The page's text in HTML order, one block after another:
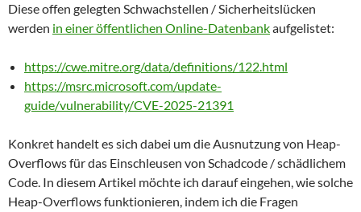
Diese offen gelegten Schwachstellen / Sicherheitslücken
werden in einer öffentlichen Online-Datenbankaufgelistet:
https://cwe.mitre.org/data/definitions/122.html
https://msrc.microsoft.com/update-
guide/vulnerability/CVE-2025-21391
Konkret handelt es sich dabei um die Ausnutzung von Heap-
Overflows für das Einschleusen von Schadcode / schädlichem
Code. In diesem Artikel möchte ich darauf eingehen, wie solche
Heap-Overflows funktionieren, indem ich die Fragen